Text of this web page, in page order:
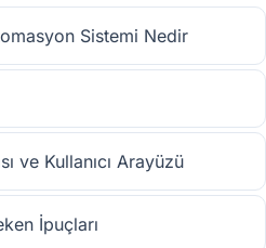
Sistemi Nedir
ve Kullanıcı Arayüzü
İpuçları